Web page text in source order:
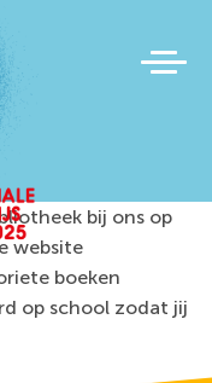
bij ons op
website
boeken
op school zodat jij